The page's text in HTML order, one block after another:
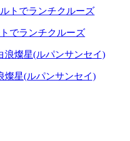
でランチクルーズ
燦星(ルパンサンセイ)